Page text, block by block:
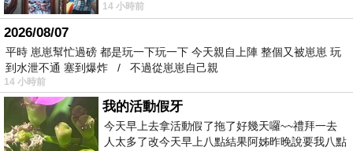
個人整整齊齊地站在鏡框之外，如同
14 小時前
2026/08/07
平時 崽崽幫忙過磅 都是玩一下玩一下 今天親自上陣 整個又被崽崽 玩
到水泄不通 塞到爆炸 / 不過從崽崽自己親
14 小時前
我的活動假牙
今天早上去拿活動假了拖了好幾天囉~~禮拜一去
人太多了改今天早上八點結果阿姊昨晚說要我八點